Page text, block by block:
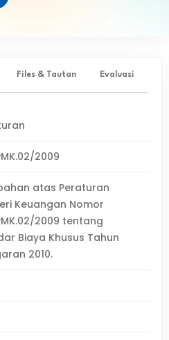
Files & Tautan Evaluasi
2009
atas Peraturan
Keuangan Nomor
2009 tentang
Biaya Khusus Tahun
2010.